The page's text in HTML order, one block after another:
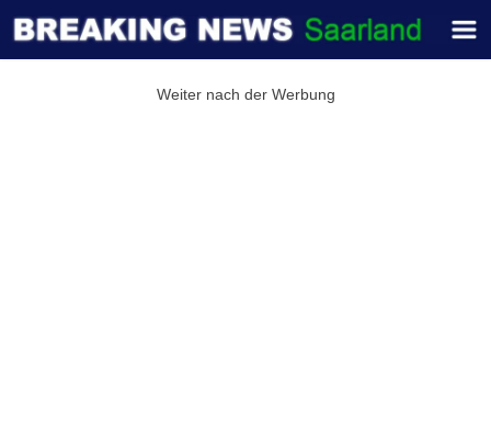
Weiter nach der Werbung